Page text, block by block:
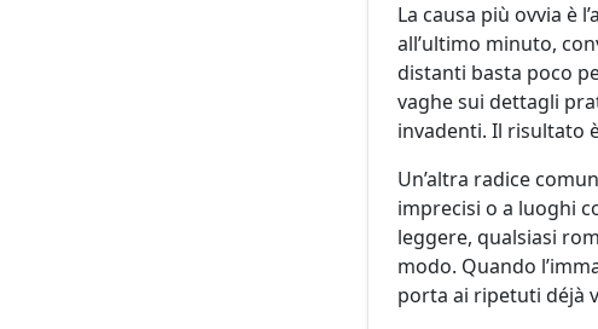
La causa più ovvia è
all’ultimo minuto,
distanti basta poco
vaghe sui dettagli
invadenti. Il risultato
Un’altra radice
imprecisi o a luoghi
leggere, qualsiasi
modo. Quando
porta ai ripetuti déjà